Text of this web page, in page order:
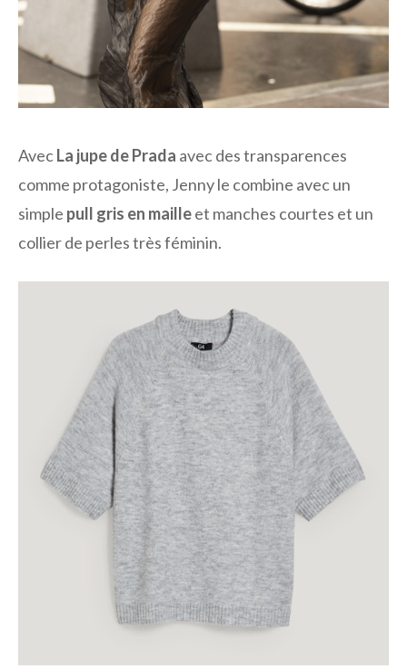
AvecLa jupe de Prada avec des transparences
comme protagoniste, Jenny le combine avec un
simple pull gris en mailleet manches courtes et un
collier de perles très féminin.